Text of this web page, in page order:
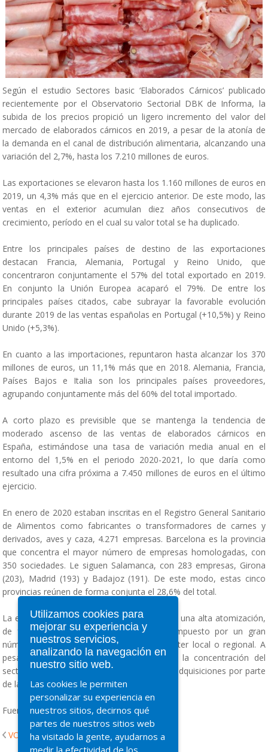
Según el estudio Sectores basic ‘Elaborados Cárnicos’ publicado
recientemente por el Observatorio Sectorial DBK de Informa, la
subida de los precios propició un ligero incremento del valor del
mercado de elaborados cárnicos en 2019, a pesar de la atonía de
la demanda en el canal de distribución alimentaria, alcanzando una
variación del 2,7%, hasta los 7.210 millones de euros.
Las exportaciones se elevaron hasta los 1.160 millones de euros en
2019, un 4,3% más que en el ejercicio anterior. De este modo, las
ventas en el exterior acumulan diez años consecutivos de
crecimiento, período en el cual su valor total se ha duplicado.
Entre los principales países de destino de las exportaciones
destacan Francia, Alemania, Portugal y Reino Unido, que
concentraron conjuntamente el 57% del total exportado en 2019.
En conjunto la Unión Europea acaparó el 79%. De entre los
principales países citados, cabe subrayar la favorable evolución
durante 2019 de las ventas españolas en Portugal (+10,5%) y Reino
Unido (+5,3%).
En cuanto a las importaciones, repuntaron hasta alcanzar los 370
millones de euros, un 11,1% más que en 2018. Alemania, Francia,
Países Bajos e Italia son los principales países proveedores,
agrupando conjuntamente más del 60% del total importado.
A corto plazo es previsible que se mantenga la tendencia de
moderado ascenso de las ventas de elaborados cárnicos en
España, estimándose una tasa de variación media anual en el
entorno del 1,5% en el periodo 2020-2021, lo que daría como
resultado una cifra próxima a 7.450 millones de euros en el último
ejercicio.
En enero de 2020 estaban inscritas en el Registro General Sanitario
de Alimentos como fabricantes o transformadores de carnes y
derivados, aves y caza, 4.271 empresas. Barcelona es la provincia
que concentra el mayor número de empresas homologadas, con
350 sociedades. Le siguen Salamanca, con 283 empresas, Girona
(203), Madrid (193) y Badajoz (191). De este modo, estas cinco
provincias reúnen de forma conjunta el 28,6% del total.
La estructura de la oferta se caracteriza por una alta atomización,
de forma que el sector se encuentra compuesto por un gran
número de pequeños productores de carácter local o regional. A
pesar de ello, se aprecia una tendencia a la concentración del
sector en los últimos años fruto de nuevas adquisiciones por parte
de las grandes empresas.
Fuente: Interempresas
VOLVER
Utilizamos cookies para
mejorar su experiencia y
nuestros servicios,
analizando la navegación en
nuestro sitio web.
Las cookies le permiten
personalizar su experiencia en
nuestros sitios, decirnos qué
partes de nuestros sitios web
ha visitado la gente, ayudarnos a
medir la efectividad de los